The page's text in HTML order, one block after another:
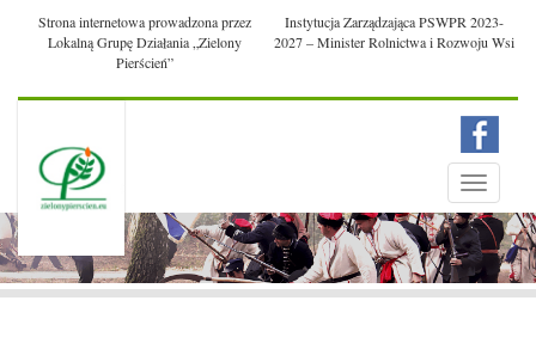
Strona internetowa prowadzona przez
Lokalną Grupę Działania „Zielony
Pierścień”
Instytucja Zarządzająca PSWPR 2023-
2027 – Minister Rolnictwa i Rozwoju Wsi
Toggle
Menu